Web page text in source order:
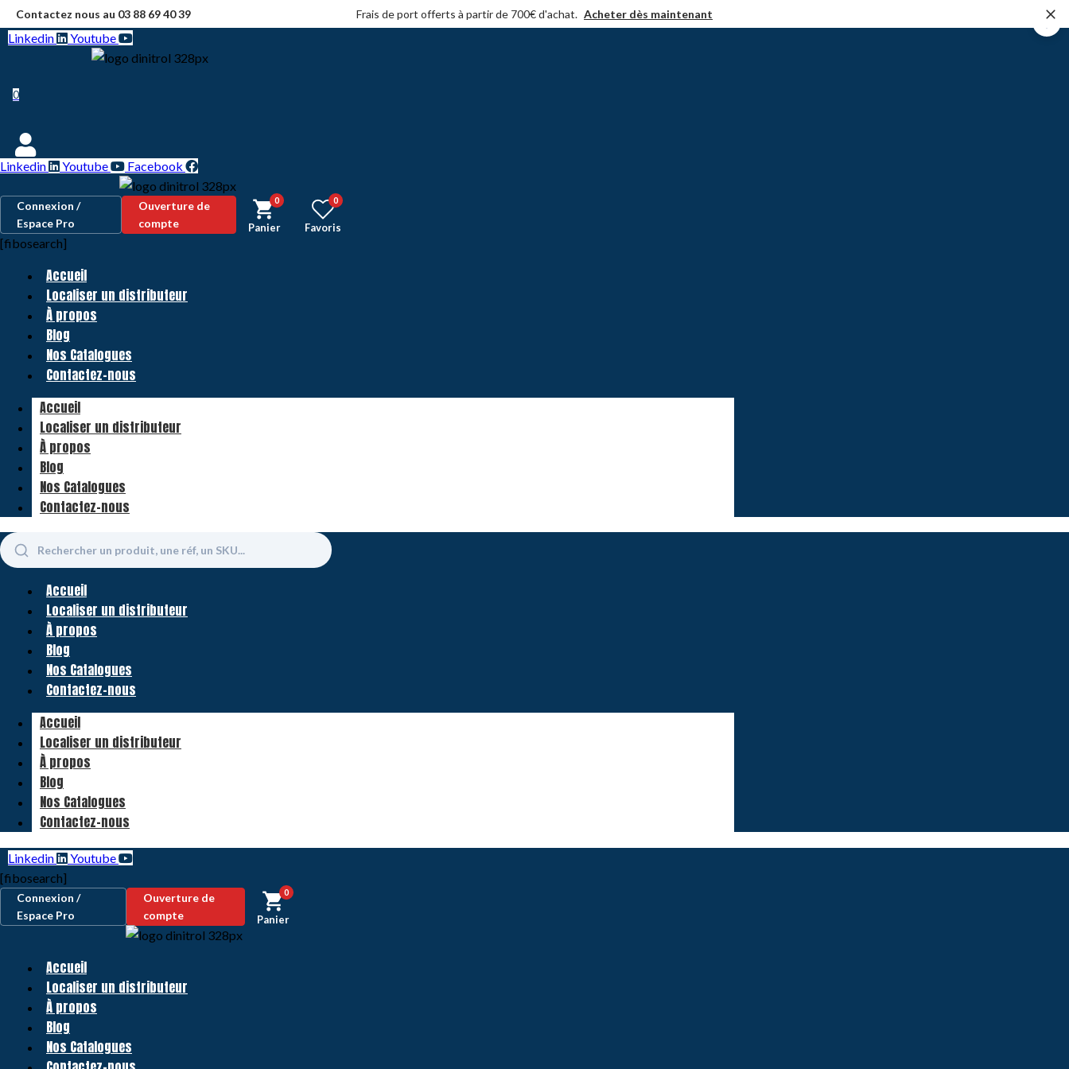
Skip
to
content
Contactez nous au 03 88 69 40 39 Frais de port offerts à partir de 700€ d'achat. Acheter dès maintenant
Linkedin Youtube
0
Linkedin Youtube Facebook
Connexion /
Espace Pro
Ouverture de
compte
0
Panier
0
Favoris
[fibosearch]
Accueil
Localiser un distributeur
À propos
Blog
Nos Catalogues
Contactez-nous
Accueil
Localiser un distributeur
À propos
Blog
Nos Catalogues
Contactez-nous
Accueil
Localiser un distributeur
À propos
Blog
Nos Catalogues
Contactez-nous
Accueil
Localiser un distributeur
À propos
Blog
Nos Catalogues
Contactez-nous
Linkedin
Youtube
[fibosearch]
Connexion /
Espace Pro
Ouverture de
compte
0
Panier
Accueil
Localiser un distributeur
À propos
Blog
Nos Catalogues